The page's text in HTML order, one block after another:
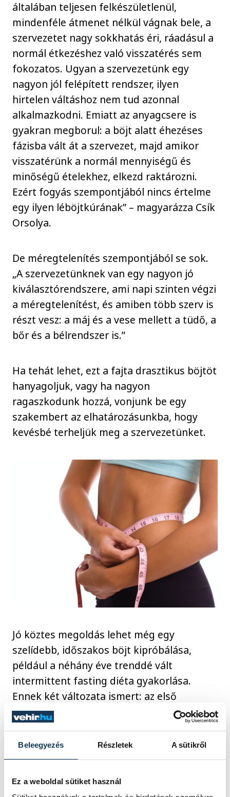
Beleegyezés Részletek A sütikről
Ez a weboldal sütiket használ
általában teljesen felkészületlenül,
mindenféle átmenet nélkül vágnak bele, a
szervezetet nagy sokkhatás éri, ráadásul a
normál étkezéshez való visszatérés sem
fokozatos. Ugyan a szervezetünk egy
nagyon jól felépített rendszer, ilyen
hirtelen váltáshoz nem tud azonnal
alkalmazkodni. Emiatt az anyagcsere is
gyakran megborul: a böjt alatt éhezéses
fázisba vált át a szervezet, majd amikor
visszatérünk a normál mennyiségű és
minőségű ételekhez, elkezd raktározni.
Ezért fogyás szempontjából nincs értelme
egy ilyen léböjtkúrának” – magyarázza Csík
Orsolya.
De méregtelenítés szempontjából se sok.
„A szervezetünknek van egy nagyon jó
kiválasztórendszere, ami napi szinten végzi
a méregtelenítést, és amiben több szerv is
részt vesz: a máj és a vese mellett a tüdő, a
bőr és a bélrendszer is.”
Ha tehát lehet, ezt a fajta drasztikus böjtöt
hanyagoljuk, vagy ha nagyon
ragaszkodunk hozzá, vonjunk be egy
szakembert az elhatározásunkba, hogy
kevésbé terheljük meg a szervezetünket.
Jó köztes megoldás lehet még egy
szelídebb, időszakos böjt kipróbálása,
például a néhány éve trenddé vált
intermittent fasting diéta gyakorlása.
Ennek két változata ismert: az első
esetben a hét napjait osztjuk fel 5:2
arányban úgy, hogy öt napon át a
megszokott módon táplálkozunk, míg a
másik kettőn nagyon kevés kalóriát
alacsony kalóriás nap ne egymást kövesse.